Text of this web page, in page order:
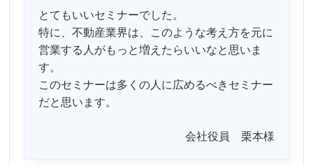
とてもいいセミナーでした。
特に、不動産業界は、このような考え方を元に
営業する人がもっと増えたらいいなと思いま
す。
このセミナーは多くの人に広めるべきセミナー
だと思います。
会社役員 栗本様